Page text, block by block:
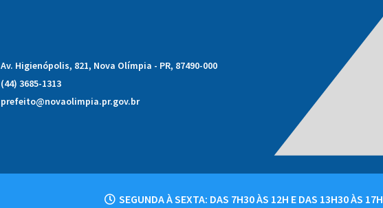
Av. Higienópolis, 821, Nova Olímpia - PR, 87490-000
(44) 3685-1313
prefeito@novaolimpia.pr.gov.br
SEGUNDA À SEXTA: DAS 7H30 ÀS 12H E DAS 13H30 ÀS 17H